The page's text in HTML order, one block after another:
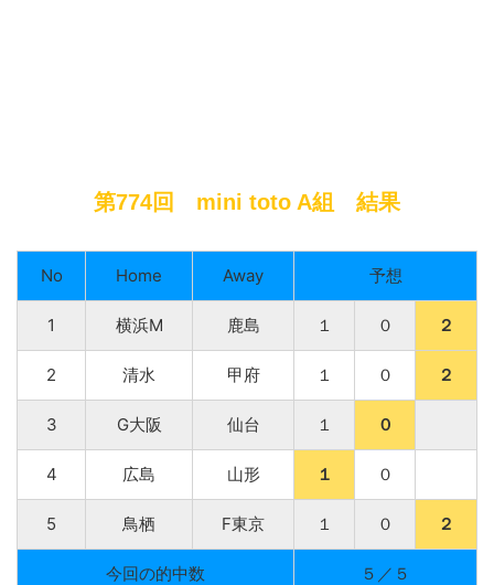
第774回 mini toto A組 結果
No Home Away 予想
1 横浜M 鹿島 １ ０ ２
2 清水 甲府 １ ０ ２
3 G大阪 仙台 １ ０
4 広島 山形 １ ０
5 鳥栖 F東京 １ ０ ２
今回の的中数
５／５